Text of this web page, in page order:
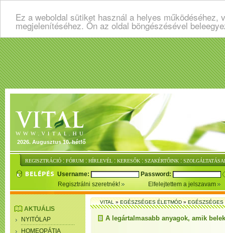
Ez a weboldal sütiket használ a helyes
megjelenítéséhez. Ön az oldal böngészésével
2026. Augusztus 10. hétfő
REGISZTRÁCIÓ : FÓRUM : HÍRLEVÉL : KERESŐK : SZAKÉRTŐINK :
Username:
Password:
Regisztrálni szeretnék!
Elfelejtettem a jelszavam
AKTUÁLIS
NYITÓLAP
HOMEOPÁTIA
VITAL»EGÉSZSÉGES ÉLETMÓD»
A legártalmasabb anyagok, amik